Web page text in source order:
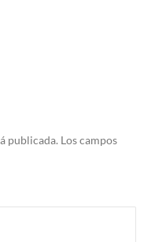
publicada. Los campos